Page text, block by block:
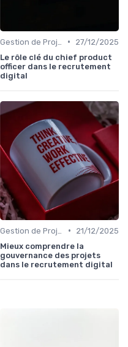
•
27/12/2025
Le rôle clé du chief product
officer dans le recrutement
digital
•
21/12/2025
Mieux comprendre la
gouvernance des projets
dans le recrutement digital